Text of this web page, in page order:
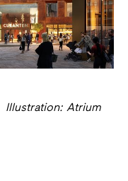
Illustration: Atrium